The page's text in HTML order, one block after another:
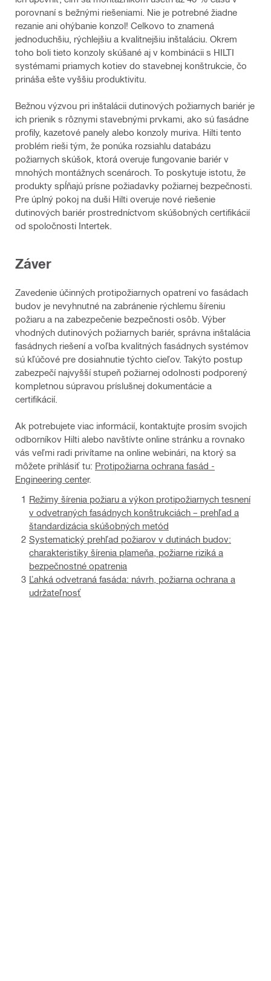
porovnaní s bežnými riešeniami. Nie je potrebné žiadne
rezanie ani ohýbanie konzol! Celkovo to znamená
jednoduchšiu, rýchlejšiu a kvalitnejšiu inštaláciu. Okrem
toho boli tieto konzoly skúšané aj v kombinácii s HILTI
systémami priamych kotiev do stavebnej konštrukcie, čo
prináša ešte vyššiu produktivitu.
Bežnou výzvou pri inštalácii dutinových požiarnych bariér je
ich prienik s rôznymi stavebnými prvkami, ako sú fasádne
profily, kazetové panely alebo konzoly muriva. Hilti tento
problém rieši tým, že ponúka rozsiahlu databázu
požiarnych skúšok, ktorá overuje fungovanie bariér v
mnohých montážnych scenároch. To poskytuje istotu, že
produkty spĺňajú prísne požiadavky požiarnej bezpečnosti.
Pre úplný pokoj na duši Hilti overuje nové riešenie
dutinových bariér prostredníctvom skúšobných certifikácií
od spoločnosti Intertek.
Záver
Zavedenie účinných protipožiarnych opatrení vo fasádach
budov je nevyhnutné na zabránenie rýchlemu šíreniu
požiaru a na zabezpečenie bezpečnosti osôb. Výber
vhodných dutinových požiarnych bariér, správna inštalácia
fasádnych riešení a voľba kvalitných fasádnych systémov
sú kľúčové pre dosiahnutie týchto cieľov. Takýto postup
zabezpečí najvyšší stupeň požiarnej odolnosti podporený
kompletnou súpravou príslušnej dokumentácie a
certifikácií.
Ak potrebujete viac informácií, kontaktujte prosím svojich
odborníkov Hilti alebo navštívte online stránku a rovnako
vás veľmi radi privítame na online webinári, na ktorý sa
môžete prihlásiť tu: Protipožiarna ochrana fasád -
Engineering center.
Režimy šírenia požiaru a výkon protipožiarnych tesnení
v odvetraných fasádnych konštrukciách – prehľad a
štandardizácia skúšobných metód
Systematický prehľad požiarov v dutinách budov:
charakteristiky šírenia plameňa, požiarne riziká a
bezpečnostné opatrenia
Ľahká odvetraná fasáda: návrh, požiarna ochrana a
udržateľnosť